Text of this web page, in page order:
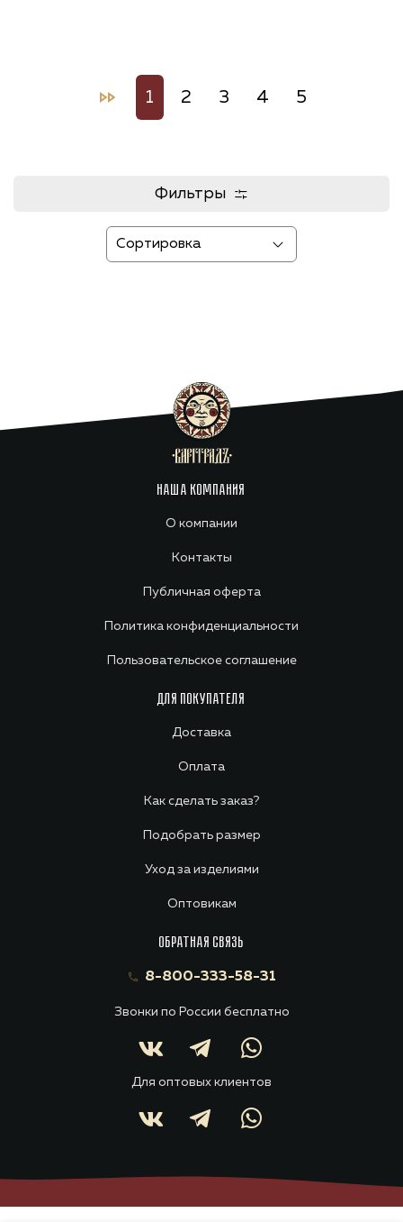
1 2 3 4 5
Фильтры
НАША КОМПАНИЯ
О компании
Контакты
Публичная оферта
Политика конфиденциальности
Пользовательское соглашение
ДЛЯ ПОКУПАТЕЛЯ
Доставка
Оплата
Как сделать заказ?
Подобрать размер
Уход за изделиями
Оптовикам
ОБРАТНАЯ СВЯЗЬ
8-800-333-58-31
Звонки по России бесплатно
Для оптовых клиентов